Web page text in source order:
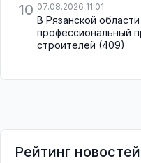
10 07.08.2026 11:01
В Рязанской
профессиональный
строителей (409)
Рейтинг новостей